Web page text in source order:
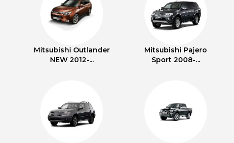
Mitsubishi Outlander
NEW 2012-...
Mitsubishi Pajero
Sport 2008-...